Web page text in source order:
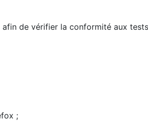
de vérifier la conformité aux
;